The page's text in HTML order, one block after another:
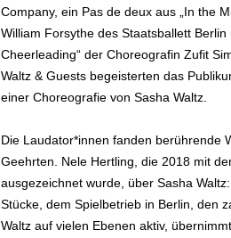
Company, ein Pas de deux aus „In the
William Forsythe des Staatsballett Berlin
Cheerleading“ der Choreografin Zufit
Waltz & Guests begeisterten das
einer Choreografie von Sasha Waltz.
Die Laudator*innen fanden berührende
Geehrten. Nele Hertling, die 2018 mit
ausgezeichnet wurde, über Sasha
Stücke, dem Spielbetrieb in Berlin, den
Waltz auf vielen Ebenen aktiv,